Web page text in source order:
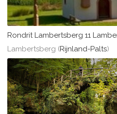
Rondrit Lambertsberg 11
Lambertsberg (Rijnland-Palts)